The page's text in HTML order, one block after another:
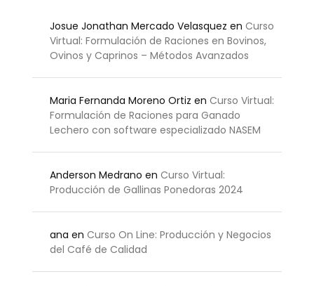
Josue Jonathan Mercado Velasquez en Curso
Virtual: Formulación de Raciones en Bovinos,
Ovinos y Caprinos – Métodos Avanzados
Maria Fernanda Moreno Ortiz en Curso Virtual:
Formulación de Raciones para Ganado
Lechero con software especializado NASEM
Anderson Medrano en Curso Virtual:
Producción de Gallinas Ponedoras 2024
ana en Curso On Line: Producción y Negocios
del Café de Calidad